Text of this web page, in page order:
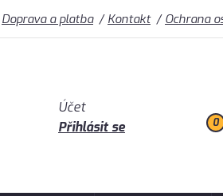
Doprava a platba Kontakt Ochrana
Účet
Přihlásit se
0